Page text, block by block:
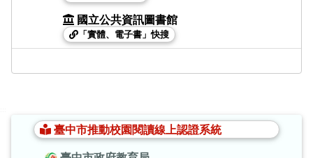
國立公共資訊圖書館
「實體、電子書」快搜
臺中市推動校園閱讀線上認證系統